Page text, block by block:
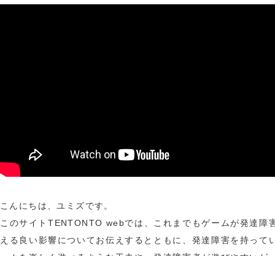
こんにちは、ユミズです。
このサイトTENTONTO webでは、これまでもゲームが発達障
える良い影響についてお伝えするとともに、発達障害を持って